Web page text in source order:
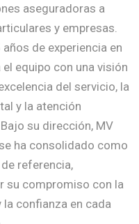
aseguradoras a
y empresas.
de experiencia en
equipo con una visión
del servicio, la
y la atención
su dirección, MV
ha consolidado como
referencia,
su compromiso con la
confianza en cada